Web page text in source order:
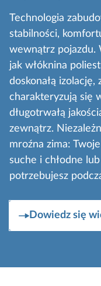
Technologia
stabilności,
wewnątrz pojazdu.
jak włóknina
doskonałą izolację,
charakteryzują się
długotrwałą
zewnątrz.
mroźna zima:
suche i chłodne
potrzebujesz
Dowiedz się